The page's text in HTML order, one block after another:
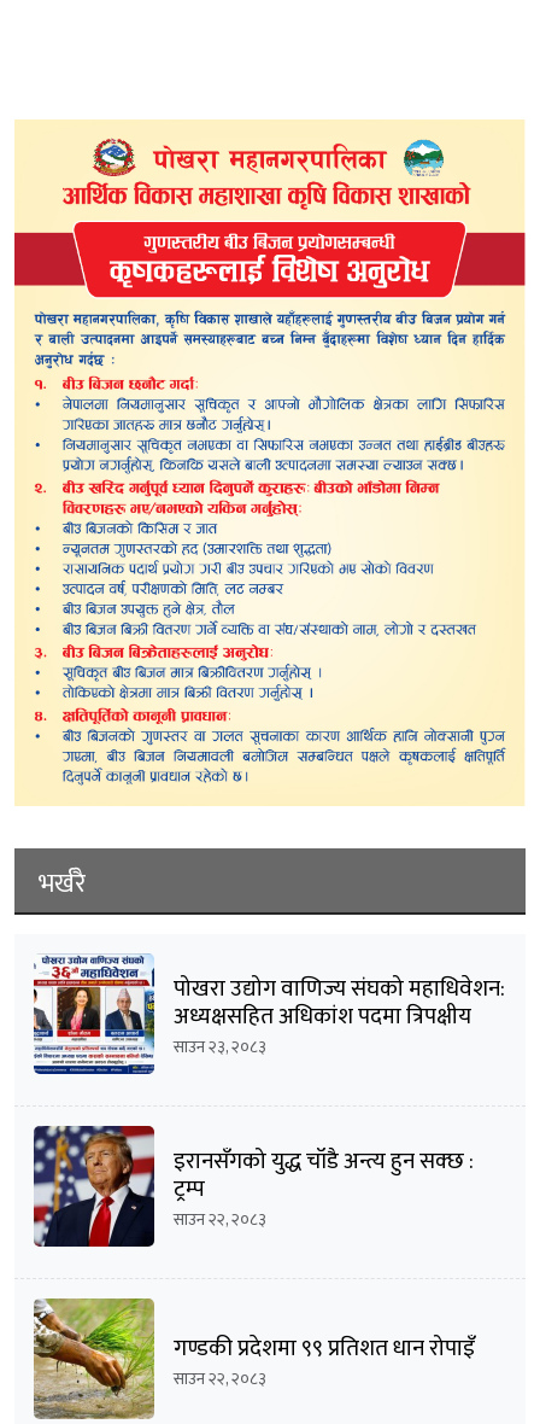
भर्खरै
पोखरा उद्योग वाणिज्य संघको महाधिवेशन:
अध्यक्षसहित अधिकांश पदमा त्रिपक्षीय
भिडन्तको सम्भावना
साउन २३, २०८३
इरानसँगको युद्ध चाँडै अन्त्य हुन सक्छ :
ट्रम्प
साउन २२, २०८३
गण्डकी प्रदेशमा ९९ प्रतिशत धान रोपाइँ
साउन २२, २०८३